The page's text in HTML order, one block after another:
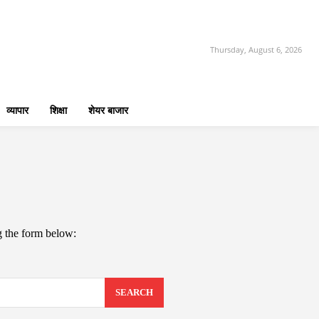
Thursday, August 6, 2026
व्यापार शिक्षा शेयर बाजार
the form below:
SEARCH